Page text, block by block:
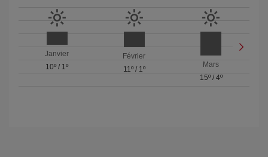
Janvier
10º / 1º
Février
11º/ 1º
Mars
15º/ 4º